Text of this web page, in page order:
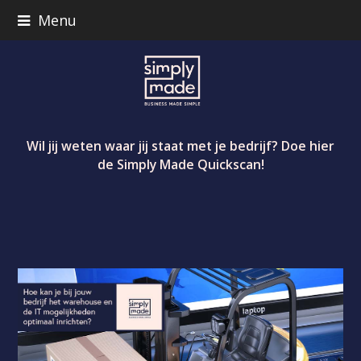
Menu
Wil jij weten waar jij staat met je bedrijf? Doe hier
de Simply Made Quickscan!